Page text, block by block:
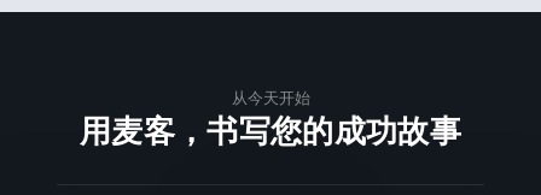
从今天开始
用麦客，书写您的成功故事